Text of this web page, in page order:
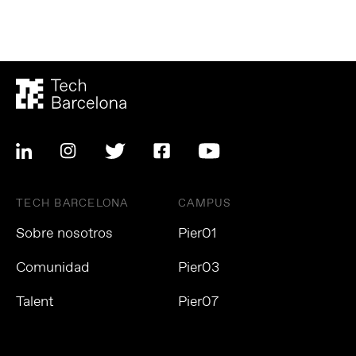
TECH BARCELONA
Sobre nosotros
Comunidad
Talent
CAMPUS
Pier01
Pier03
Pier07